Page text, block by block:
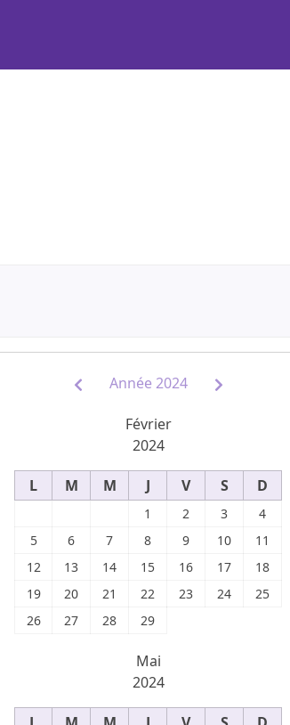
Année 2024
Février
2024
L M M J V S D
1 2 3
4
5
6 7 8 9 10
11
12
13 14 15 16 17
18
19
20 21 22 23 24
25
26
27 28 29
Mai
2024